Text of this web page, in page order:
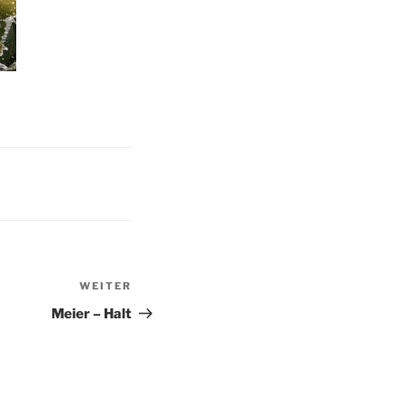
Beitrag
WEITER
Meier – Halt